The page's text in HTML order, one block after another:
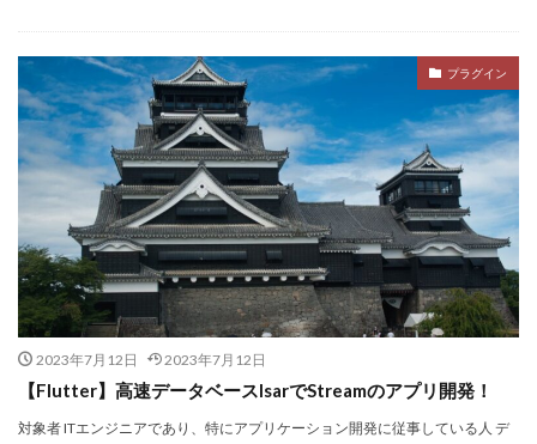
プラグイン
2023年7月12日 2023年7月12日
【Flutter】高速データベースIsarでStreamのアプリ開発！
対象者 ITエンジニアであり、特にアプリケーション開発に従事している人 デ